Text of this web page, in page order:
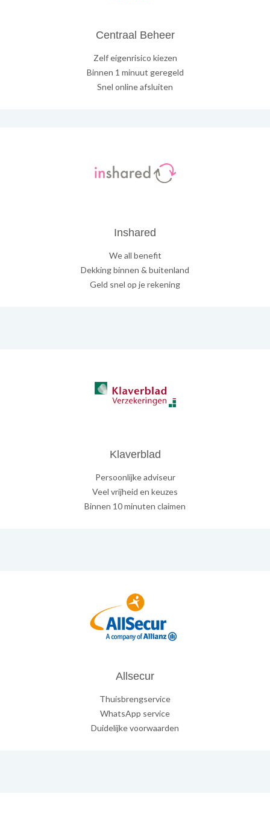
Centraal Beheer
Zelf eigenrisico kiezen
Binnen 1 minuut geregeld
Snel online afsluiten
Inshared
We all benefit
Dekking binnen & buitenland
Geld snel op je rekening
Klaverblad
Persoonlijke adviseur
Veel vrijheid en keuzes
Binnen 10 minuten claimen
Allsecur
Thuisbrengservice
WhatsApp service
Duidelijke voorwaarden